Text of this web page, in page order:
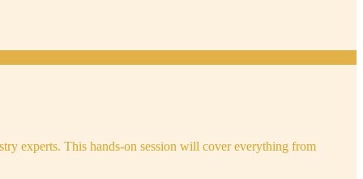
experts. This hands-on session will cover everything from